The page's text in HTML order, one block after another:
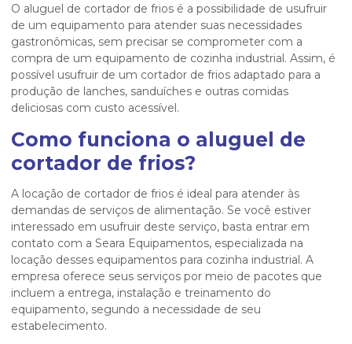
O aluguel de cortador de frios é a possibilidade de usufruir
de um equipamento para atender suas necessidades
gastronômicas, sem precisar se comprometer com a
compra de um equipamento de cozinha industrial. Assim, é
possível usufruir de um cortador de frios adaptado para a
produção de lanches, sanduíches e outras comidas
deliciosas com custo acessível.
Como funciona o aluguel de
cortador de frios?
A locação de cortador de frios é ideal para atender às
demandas de serviços de alimentação. Se você estiver
interessado em usufruir deste serviço, basta entrar em
contato com a Seara Equipamentos, especializada na
locação desses equipamentos para cozinha industrial. A
empresa oferece seus serviços por meio de pacotes que
incluem a entrega, instalação e treinamento do
equipamento, segundo a necessidade de seu
estabelecimento.